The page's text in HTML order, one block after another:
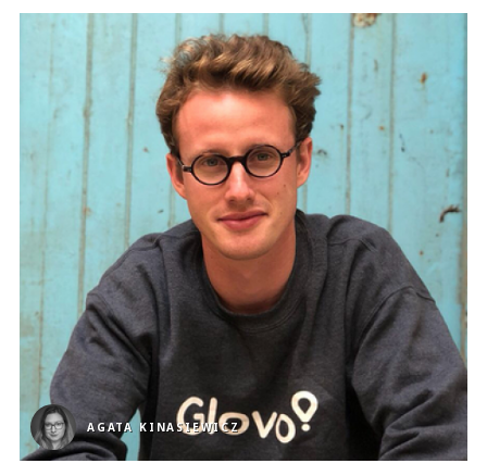
AGATA KINASIEWICZ